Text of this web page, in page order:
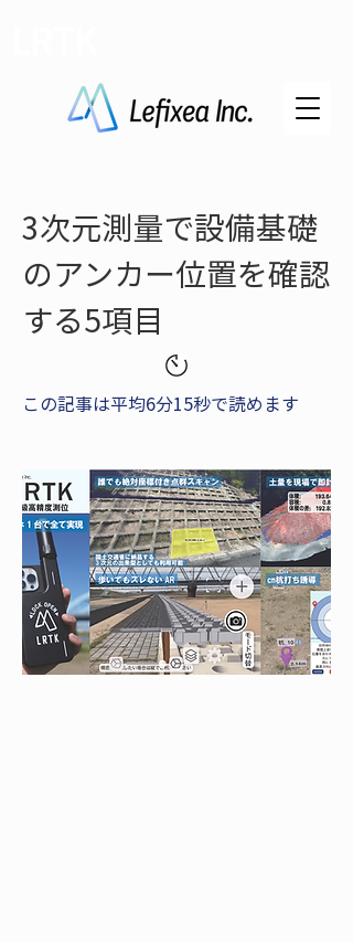
3次元測量で設備基礎
のアンカー位置を確認
する5項目
この記事は平均6分15秒で読めます